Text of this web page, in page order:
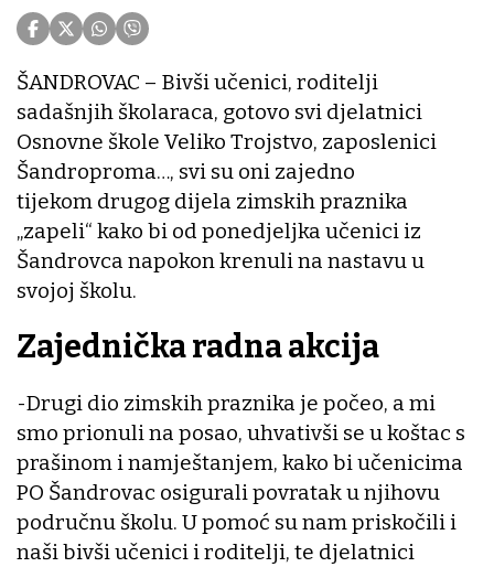
ŠANDROVAC – Bivši učenici, roditelji
sadašnjih školaraca, gotovo svi djelatnici
Osnovne škole Veliko Trojstvo, zaposlenici
Šandroproma…, svi su oni zajedno
tijekom drugog dijela zimskih praznika
„zapeli“ kako bi od ponedjeljka učenici iz
Šandrovca napokon krenuli na nastavu u
svojoj školu.
Zajednička radna akcija
-Drugi dio zimskih praznika je počeo, a mi
smo prionuli na posao, uhvativši se u koštac s
prašinom i namještanjem, kako bi učenicima
PO Šandrovac osigurali povratak u njihovu
područnu školu. U pomoć su nam priskočili i
naši bivši učenici i roditelji, te djelatnici